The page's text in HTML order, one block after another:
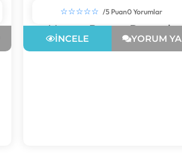
☆☆☆☆☆ /5 Puan0 Yorumlar
Vamos Burger Bostanlı
İNCELE YORUM